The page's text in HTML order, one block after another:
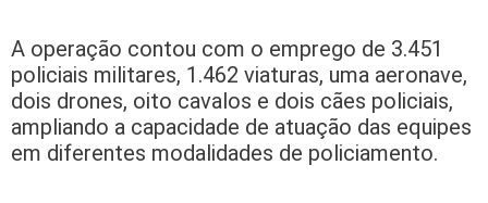
A operação contou com o emprego de 3.451
policiais militares, 1.462 viaturas, uma aeronave,
dois drones, oito cavalos e dois cães policiais,
ampliando a capacidade de atuação das equipes
em diferentes modalidades de policiamento.